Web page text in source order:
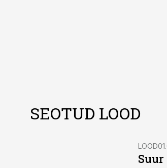
SEOTUD LOOD
LOOD